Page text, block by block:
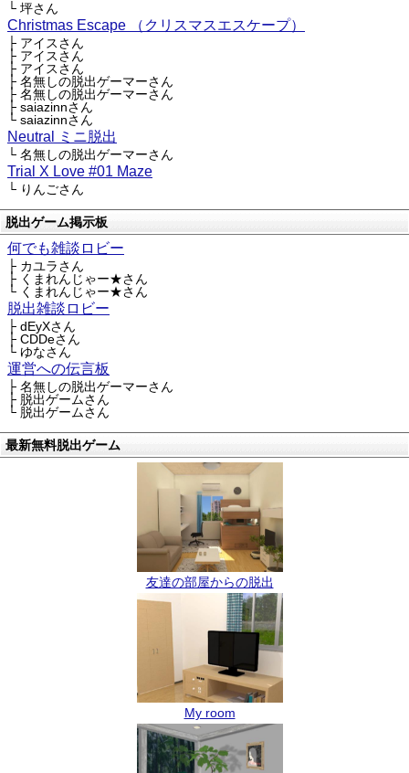
└ 坪さん
Christmas Escape （クリスマスエスケープ）
├ アイスさん
├ アイスさん
├ アイスさん
├ 名無しの脱出ゲーマーさん
├ 名無しの脱出ゲーマーさん
├ saiazinnさん
└ saiazinnさん
Neutral ミニ脱出
└ 名無しの脱出ゲーマーさん
Trial X Love #01 Maze
└ りんごさん
脱出ゲーム掲示板
何でも雑談ロビー
├ カユラさん
├ くまれんじゃー★さん
└ くまれんじゃー★さん
脱出雑談ロビー
├ dEyXさん
├ CDDeさん
└ ゆなさん
運営への伝言板
├ 名無しの脱出ゲーマーさん
├ 脱出ゲームさん
└ 脱出ゲームさん
最新無料脱出ゲーム
友達の部屋からの脱出
My room